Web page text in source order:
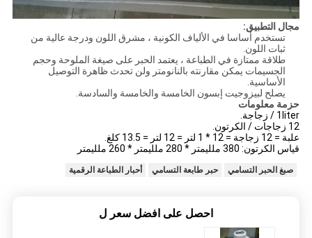
مجال التطبيق:
تستخدم أساسا في الألياف الكونية ، مشرق اللون ودرجة عالية من
ثبات اللون.
طلاقة ممتازة في الطباعة ، يعتمد الحبر على صيغة الملوحة وحجم
الجسيمات يمكن مقارنته بالنانومتر ولن تحدث ظاهرة التوصيل
الأساسية.
يصلح لبيزوجيت إبسون الخامسة والخامسة والسادسة.
حزمة معلومات
1liter / زجاجة.
12 زجاجات / الكرتون.
علبة = 12 زجاجة = 12 * 1 لتر = 12 لتر = 13.5 كلغ.
قياس الكرتون: 380 ملليمتر * 280 ملليمتر * 260 ملليمتر
صبغ الحبر التسامي حبر طابعة التسامي أحبار الطباعة الرقمية
احصل على افضل سعر ل